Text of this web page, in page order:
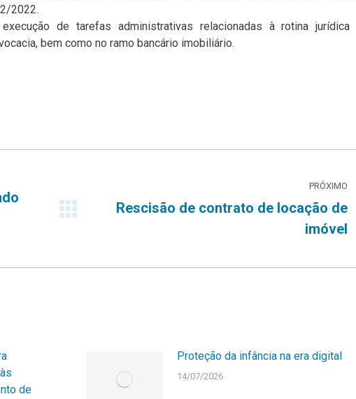
2022.
execução de tarefas administrativas relacionadas à rotina jurídica
bem como no ramo bancário imobiliário.
PRÓXIMO
Próximo
Rescisão de contrato de locação de
imóvel
de
Proteção da infância na era digital
14/07/2026